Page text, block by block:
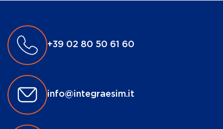
+39 02 80 50 61 60
info@integraesim.it